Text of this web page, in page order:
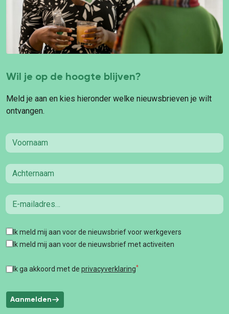
Wil je op de hoogte blijven?
Meld je aan en kies hieronder welke nieuwsbrieven je wilt
ontvangen.
First name
Last name
Email
TagsIk meld mij aan voor de nieuwsbrief voor werkgevers
Ik meld mij aan voor de nieuwsbrief met activeiten
Ik ga akkoord met de privacyverklaring*
Aanmelden